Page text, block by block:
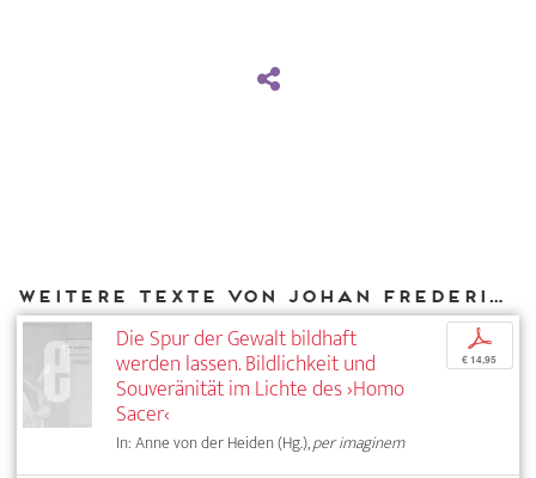
Weitere Texte von Johan Frederik Hartle bei DIAPHANES
Die Spur der Gewalt bildhaft
werden lassen. Bildlichkeit und
Souveränität im Lichte des ›Homo
Sacer‹
In: Anne von der Heiden (Hg.),per imaginem
p
€ 14,95